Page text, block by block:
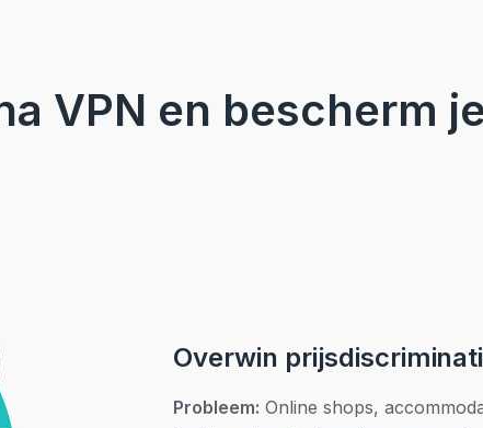
VPN en bescherm
Overwin
Probleem: Online shops,